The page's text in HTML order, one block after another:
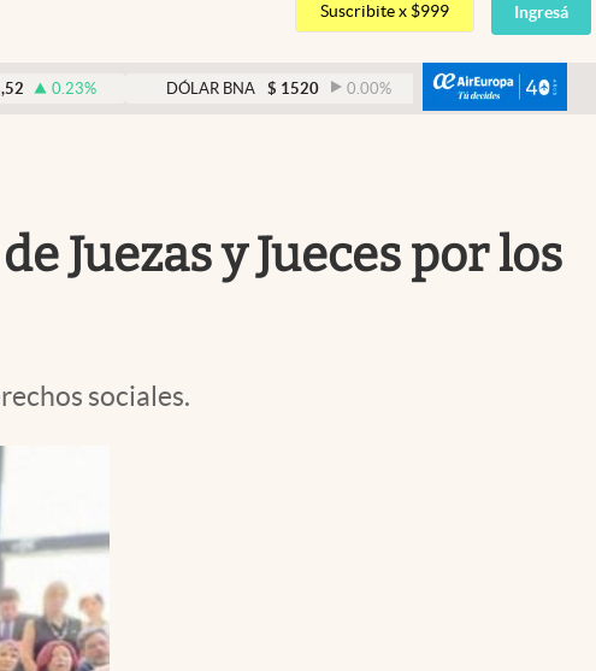
España
México
USA
Suscribite x $999 Ingresá
% DÓLAR BNA $ 1520 0.00% DÓLAR BLUE $ 1530
Juezas y Jueces por los
sociales.